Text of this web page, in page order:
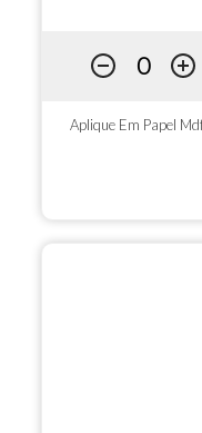
Aplique Em Papel